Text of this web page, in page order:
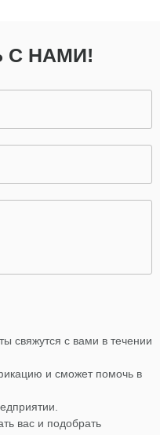
С НАМИ!
свяжутся с вами в течении
и сможет помочь в
вас и подобрать